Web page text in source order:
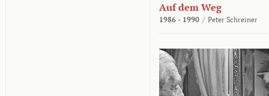
Auf dem Weg
1986 - 1990 / Peter Schreiner